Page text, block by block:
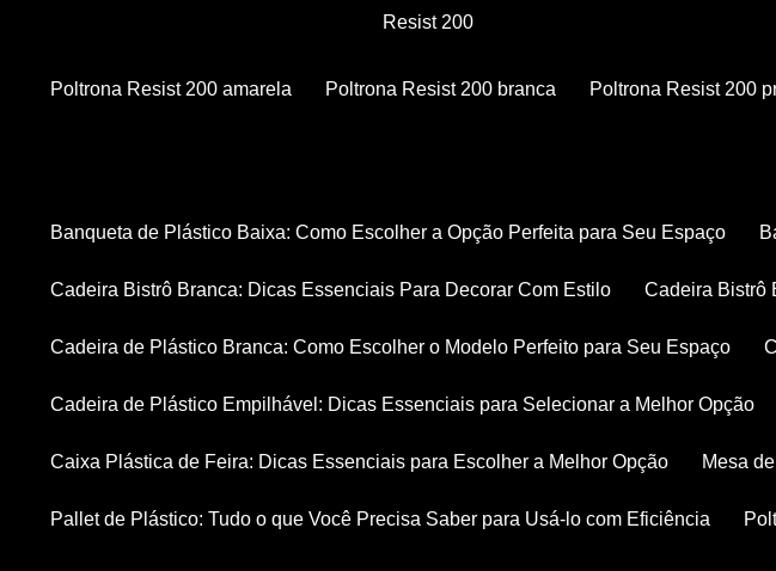
Resist 200
Poltrona Resist 200 amarela Poltrona Resist 200 branca Poltrona Resist 200
Banqueta de Plástico Baixa: Como Escolher a Opção Perfeita para Seu Espaço
Cadeira Bistrô Branca: Dicas Essenciais Para Decorar Com Estilo Cadeira
Cadeira de Plástico Branca: Como Escolher o Modelo Perfeito para Seu Espaço
Cadeira de Plástico Empilhável: Dicas Essenciais para Selecionar a Melhor Opção
Caixa Plástica de Feira: Dicas Essenciais para Escolher a Melhor Opção Mesa
Pallet de Plástico: Tudo o que Você Precisa Saber para Usá-lo com Eficiência